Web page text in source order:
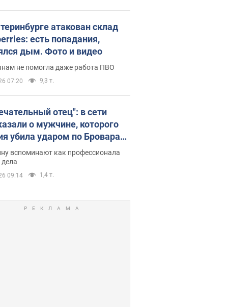
атакован склад
есть попадания,
дым. Фото и видео
не помогла даже работа ПВО
07:20 9,3 т.
отец": в сети
о мужчине, которого
убила ударом по Броварам.
вспоминают как профессионала
дела
09:14 1,4 т.